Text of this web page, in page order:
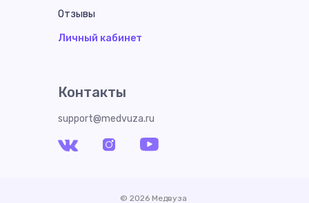
Отзывы
Личный кабинет
Контакты
support@medvuza.ru
© 2026 Медвуза